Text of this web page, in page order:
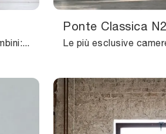
Camerette componibili per bambini: scopri il modello in legno N14 Nuovo Mondo di Scandola per stanzette classiche.
Ponte Classica